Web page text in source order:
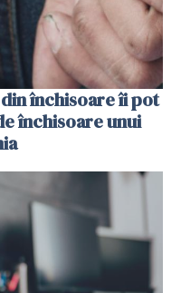
închisoare îi pot
închisoare unui